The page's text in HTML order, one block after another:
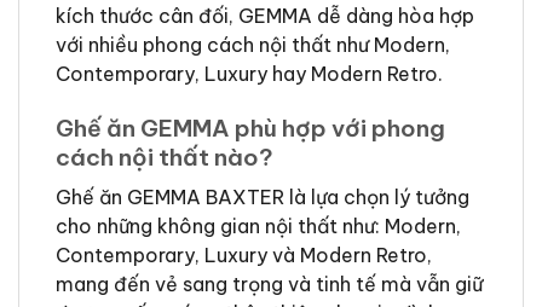
kích thước cân đối, GEMMA dễ dàng hòa hợp
với nhiều phong cách nội thất như Modern,
Contemporary, Luxury hay Modern Retro.
Ghế ăn GEMMA phù hợp với phong
cách nội thất nào?
Ghế ăn GEMMA BAXTER là lựa chọn lý tưởng
cho những không gian nội thất như: Modern,
Contemporary, Luxury và Modern Retro,
mang đến vẻ sang trọng và tinh tế mà vẫn giữ